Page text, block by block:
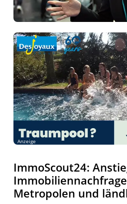
Anzeige
ImmoScout24:
Metropolen und